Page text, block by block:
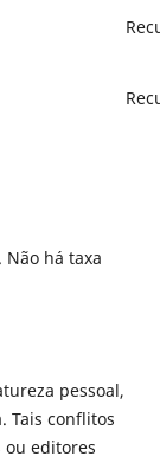
Não há taxa
pessoal,
Tais conflitos
editores